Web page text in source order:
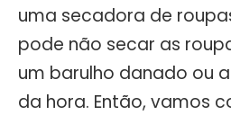
uma secadora de
pode não secar as
um barulho danado ou
da hora. Então, vamos